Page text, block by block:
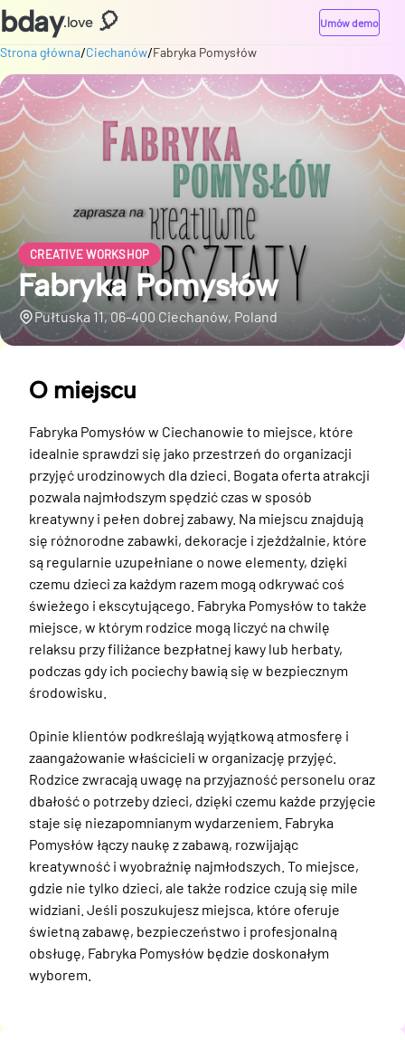
bday.love 🎈 Umów demo
Strona główna/Ciechanów/Fabryka Pomysłów
CREATIVE WORKSHOP
Fabryka Pomysłów
Pułtuska 11, 06-400 Ciechanów, Poland
O miejscu
Fabryka Pomysłów w Ciechanowie to miejsce, które
idealnie sprawdzi się jako przestrzeń do organizacji
przyjęć urodzinowych dla dzieci. Bogata oferta atrakcji
pozwala najmłodszym spędzić czas w sposób
kreatywny i pełen dobrej zabawy. Na miejscu znajdują
się różnorodne zabawki, dekoracje i zjeżdżalnie, które
są regularnie uzupełniane o nowe elementy, dzięki
czemu dzieci za każdym razem mogą odkrywać coś
świeżego i ekscytującego. Fabryka Pomysłów to także
miejsce, w którym rodzice mogą liczyć na chwilę
relaksu przy filiżance bezpłatnej kawy lub herbaty,
podczas gdy ich pociechy bawią się w bezpiecznym
środowisku.
Opinie klientów podkreślają wyjątkową atmosferę i
zaangażowanie właścicieli w organizację przyjęć.
Rodzice zwracają uwagę na przyjazność personelu oraz
dbałość o potrzeby dzieci, dzięki czemu każde przyjęcie
staje się niezapomnianym wydarzeniem. Fabryka
Pomysłów łączy naukę z zabawą, rozwijając
kreatywność i wyobraźnię najmłodszych. To miejsce,
gdzie nie tylko dzieci, ale także rodzice czują się mile
widziani. Jeśli poszukujesz miejsca, które oferuje
świetną zabawę, bezpieczeństwo i profesjonalną
obsługę, Fabryka Pomysłów będzie doskonałym
wyborem.